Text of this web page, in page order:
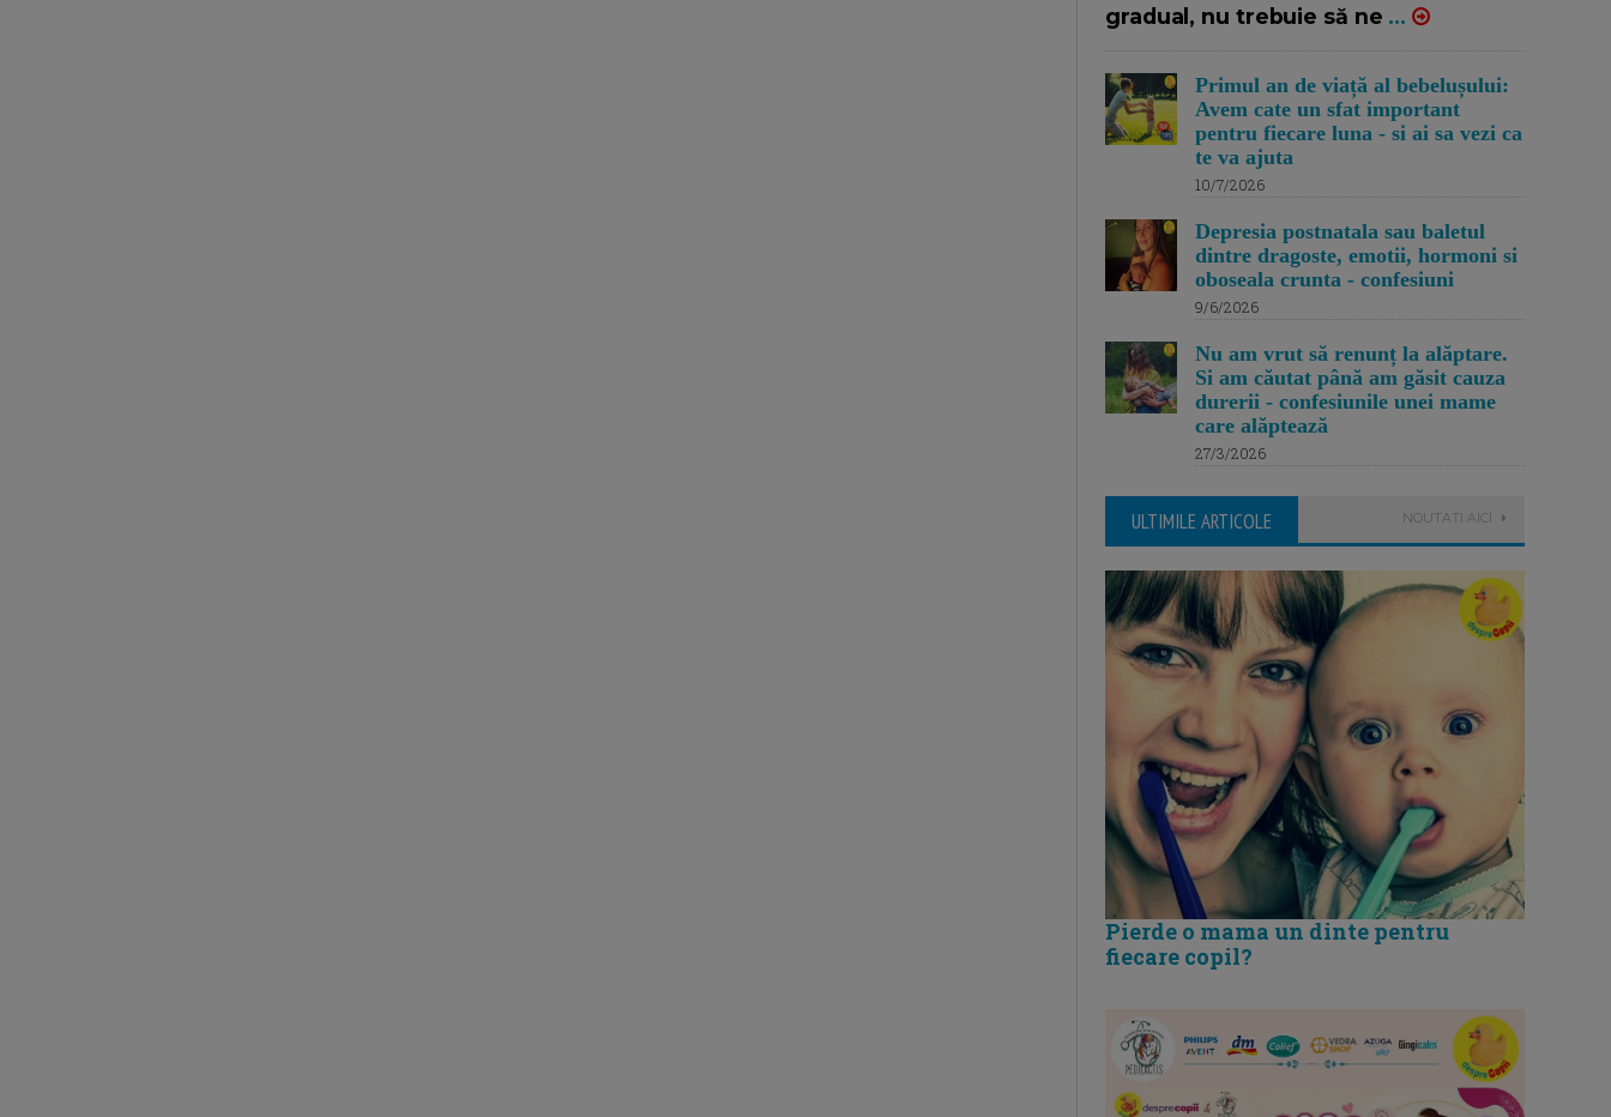
gradual, nu trebuie să ne ...
Primul an de viață al bebelușului:
Avem cate un sfat important
pentru fiecare luna - si ai sa vezi ca
te va ajuta
10/7/2026
Depresia postnatala sau baletul
dintre dragoste, emotii, hormoni si
oboseala crunta - confesiuni
9/6/2026
Nu am vrut să renunț la alăptare.
Si am căutat până am găsit cauza
durerii - confesiunile unei mame
care alăptează
27/3/2026
ULTIMILE ARTICOLE NOUTATI AICI
Pierde o mama un dinte pentru
fiecare copil?